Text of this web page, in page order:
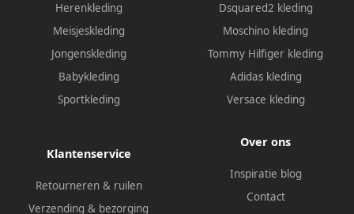
Herenkleding
Meisjeskleding
Jongenskleding
Babykleding
Sportkleding
Dsquared2 kleding
Moschino kleding
Tommy Hilfiger kleding
Adidas kleding
Versace kleding
Klantenservice
Retourneren & ruilen
Verzending & bezorging
Over ons
Inspiratie blog
Contact